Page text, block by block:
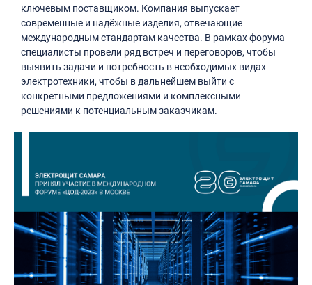
ключевым поставщиком. Компания выпускает
современные и надёжные изделия, отвечающие
международным стандартам качества. В рамках форума
специалисты провели ряд встреч и переговоров, чтобы
выявить задачи и потребность в необходимых видах
электротехники, чтобы в дальнейшем выйти с
конкретными предложениями и комплексными
решениями к потенциальным заказчикам.